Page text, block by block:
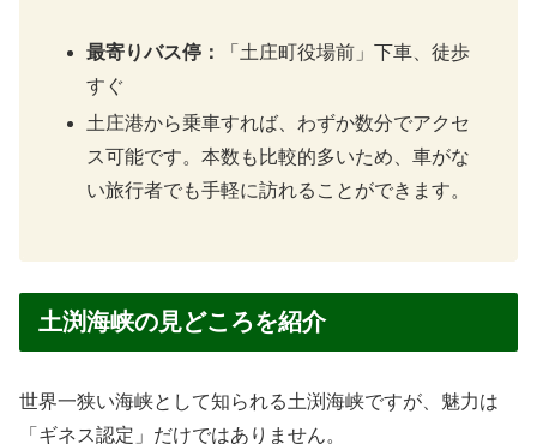
最寄りバス停：
「土庄町役場前」下車、徒歩
すぐ
土庄港から乗車すれば、わずか数分でアクセ
ス可能です。本数も比較的多いため、車がな
い旅行者でも手軽に訪れることができます。
土渕海峡の見どころを紹介
世界一狭い海峡として知られる土渕海峡ですが、魅力は
「ギネス認定」だけではありません。